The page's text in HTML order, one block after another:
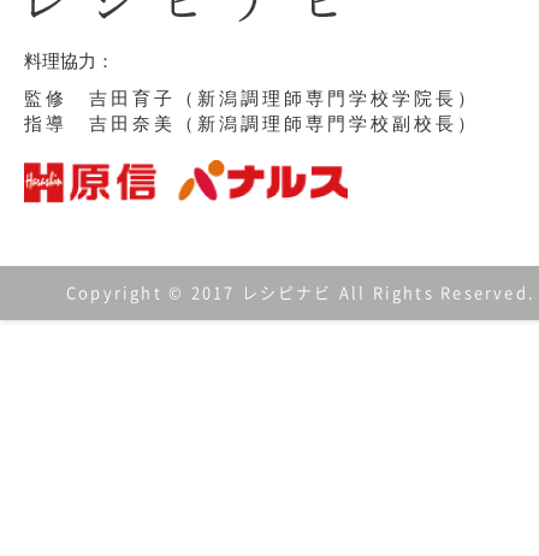
料理協力：
監修 吉田育子（新潟調理師専門学校学院長）
指導 吉田奈美（新潟調理師専門学校副校長）
Copyright © 2017 レシピナビ All Rights Reserved.